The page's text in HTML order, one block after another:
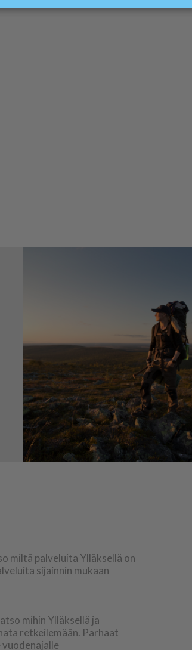
miltä palveluita Ylläksellä on
sijainnin mukaan
mihin Ylläksellä ja
retkeilemään. Parhaat